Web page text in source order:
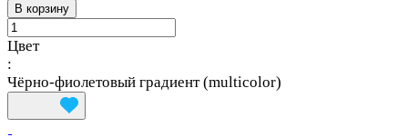
В корзину
Цвет
:
Чёрно‑фиолетовый градиент (multicolor)